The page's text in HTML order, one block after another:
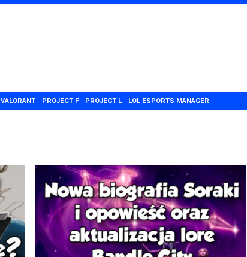
VALORANT PROJECT F PROJECT L LOL ESPORTS MANAGER